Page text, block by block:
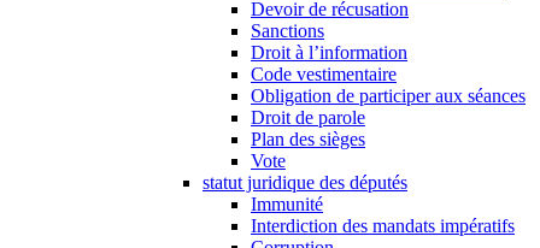
Devoir de récusation
Sanctions
Droit à l’information
Code vestimentaire
Obligation de participer aux séances
Droit de parole
Plan des sièges
Vote
statut juridique des députés
Immunité
Interdiction des mandats impératifs